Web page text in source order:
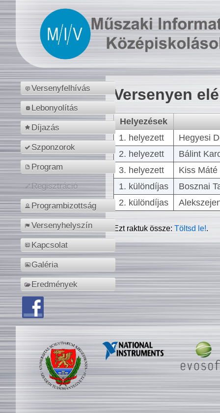
Versenyfelhívás
Lebonyolítás
Díjazás
Szponzorok
Program
Regisztráció
Programbizottság
Versenyhelyszín
Kapcsolat
Galéria
Eredmények
Versenyen
Helyezések
1. helyezett
Hegyesi
2. helyezett
Bálint
3. helyezett
Kiss
1. különdíjas
Bosznai
2. különdíjas
Ezt raktuk össze:Töltsd le!.